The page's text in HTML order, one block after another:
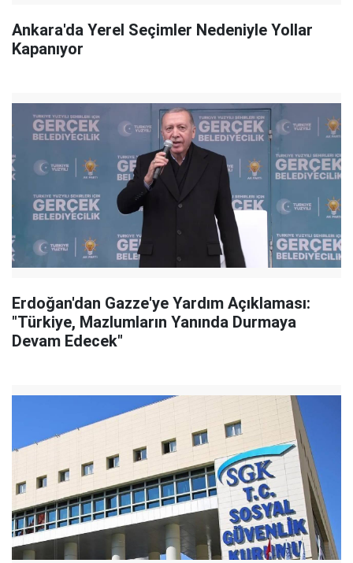
Ankara'da Yerel Seçimler Nedeniyle Yollar
Kapanıyor
Erdoğan'dan Gazze'ye Yardım Açıklaması:
"Türkiye, Mazlumların Yanında Durmaya
Devam Edecek"